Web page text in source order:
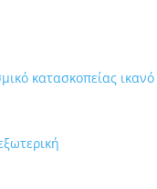
κατασκοπείας ικανό